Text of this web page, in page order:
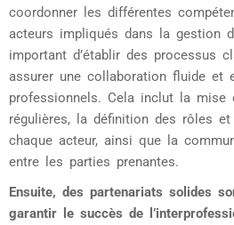
coordonner les différentes
acteurs impliqués dans la gestion
important d’établir des processus
assurer une collaboration fluide et
professionnels. Cela inclut la mise
régulières, la définition des rôles
chaque acteur, ainsi que la
entre les parties prenantes.
Ensuite, des partenariats solides
garantir le succès de